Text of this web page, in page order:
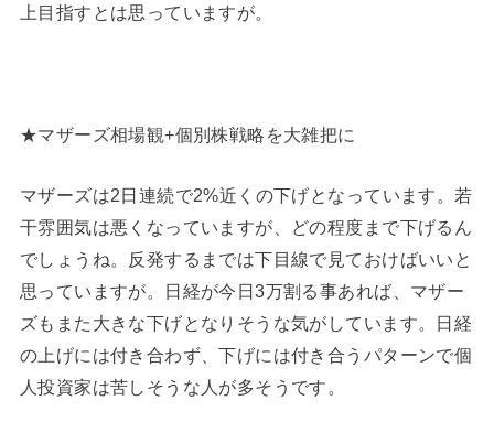
上目指すとは思っていますが。
★マザーズ相場観+個別株戦略を大雑把に
マザーズは2日連続で2%近くの下げとなっています。若
干雰囲気は悪くなっていますが、どの程度まで下げるん
でしょうね。反発するまでは下目線で見ておけばいいと
思っていますが。日経が今日3万割る事あれば、マザー
ズもまた大きな下げとなりそうな気がしています。日経
の上げには付き合わず、下げには付き合うパターンで個
人投資家は苦しそうな人が多そうです。